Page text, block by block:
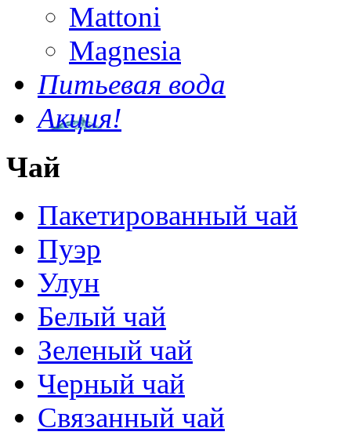
Mattoni
Magnesia
Питьевая вода
Акция!
Чай
Пакетированный чай
Пуэр
Улун
Белый чай
Зеленый чай
Черный чай
Связанный чай